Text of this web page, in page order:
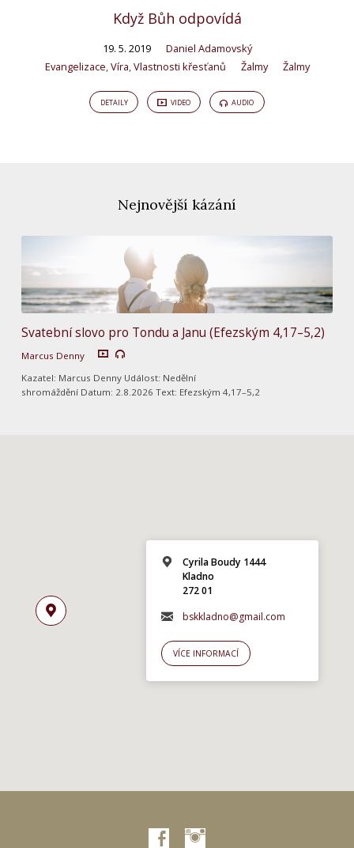
Když Bůh odpovídá
19. 5. 2019
Daniel Adamovský
Evangelizace,Víra,Vlastnosti křesťanů Žalmy Žalmy
DETAILY VIDEO AUDIO
Nejnovější kázání
Svatební slovo pro Tondu a Janu (Efezským 4,17–5,2)
Marcus Denny
Kazatel: Marcus Denny Událost: Nedělní
shromáždění Datum: 2.8.2026 Text: Efezským 4,17–5,2
Cyrila Boudy 1444
Kladno
272 01
bskkladno@gmail.com
VÍCE INFORMACÍ